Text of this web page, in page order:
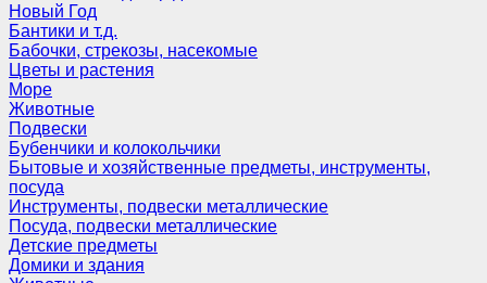
Новый Год
Бантики и т.д.
Бабочки, стрекозы, насекомые
Цветы и растения
Море
Животные
Подвески
Бубенчики и колокольчики
Бытовые и хозяйственные предметы, инструменты,
посуда
Инструменты, подвески металлические
Посуда, подвески металлические
Детские предметы
Домики и здания